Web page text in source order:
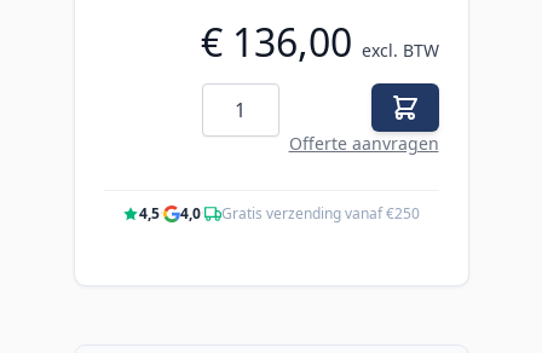
€ 136,00 excl. BTW
Aantal
Offerte aanvragen
4,5· 4,0· Gratis verzending vanaf €250